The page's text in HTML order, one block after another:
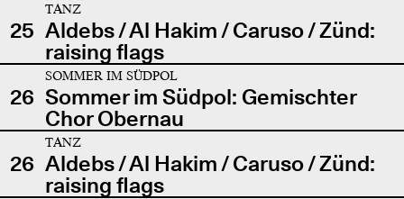
25
TANZ
Aldebs / Al Hakim / Caruso / Zünd:
raising flags
26
SOMMER IM SÜDPOL
Sommer im Südpol: Gemischter
Chor Obernau
26
TANZ
Aldebs / Al Hakim / Caruso / Zünd:
raising flags